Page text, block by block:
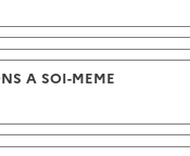
A SOI-MEME